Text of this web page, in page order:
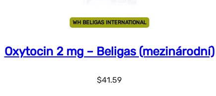
WH BELIGAS INTERNATIONAL
Oxytocin 2 mg – Beligas (mezinárodní)
$41.59